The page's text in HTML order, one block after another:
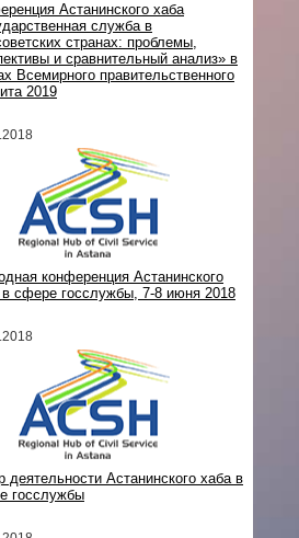
Астанинского хаба
служба в
странах: проблемы,
и сравнительный анализ» в
Всемирного правительственного
2019
конференция Астанинского
сфере госслужбы, 7-8 июня 2018
деятельности Астанинского хаба в
госслужбы